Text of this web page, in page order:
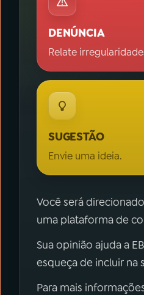
DENÚNCIA
Relate
SUGESTÃO
Envie uma ideia.
Você será
uma plataforma de
Sua opinião ajuda a
esqueça de incluir na
Para mais